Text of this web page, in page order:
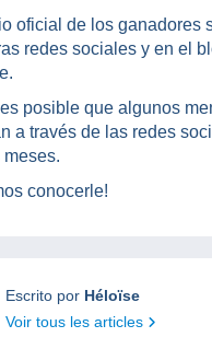
oficial de los ganadores
redes sociales y en el
posible que algunos
a través de las redes
meses.
conocerle!
Escrito por Héloïse
Voir tous les articles